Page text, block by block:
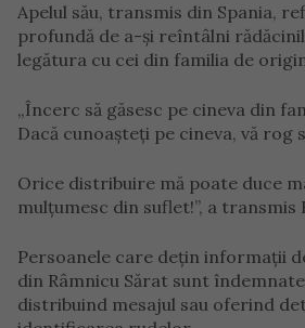
Apelul său, transmis din Spania,
profundă de a-și reîntâlni
legătura cu cei din familia de
„Încerc să găsesc pe cineva din
Dacă cunoașteți pe cineva, vă rog
Orice distribuire mă poate duce
mulțumesc din suflet!”, a transmis
Persoanele care dețin informații
din Râmnicu Sărat sunt
distribuind mesajul sau oferind